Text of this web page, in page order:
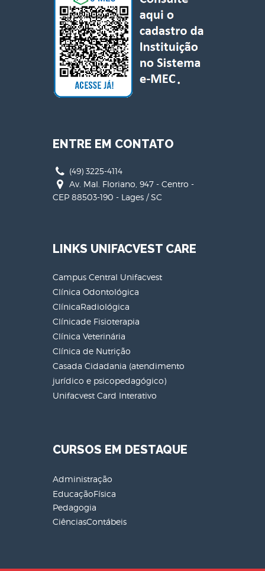
ENTRE EM CONTATO
(49) 3225-4114
Av. Mal. Floriano, 947 - Centro -
CEP 88503-190 - Lages / SC
LINKS UNIFACVEST CARE
Campus Central Unifacvest
Clínica Odontológica
ClínicaRadiológica
Clínicade Fisioterapia
Clínica Veterinária
Clínica de Nutrição
Casada Cidadania (atendimento
jurídico e psicopedagógico)
Unifacvest Card Interativo
CURSOS EM DESTAQUE
Administração
EducaçãoFísica
Pedagogia
CiênciasContábeis